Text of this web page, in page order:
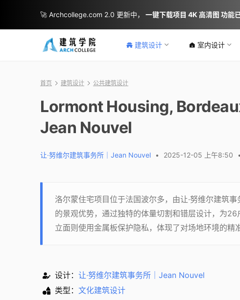
建筑设计 室内设计
首页 建筑设计 公共建筑设计
Lormont Housing,
Jean Nouvel
让·努维尔建筑事务所｜Jean Nouvel • 2025-12-05 上午8:50 •
洛尔蒙住宅项目位于法国波尔多，由让·努维尔建筑
的景观优势，通过独特的体量切割和错层设计，为
立面则使用金属板保护隐私，体现了对场地环境的精
设计： 让·努维尔建筑事务所｜Jean Nouvel
类型： 文化建筑设计
🚀 Archcollege.com 2.0 更新中， 一键下载项目 4K 高清图 功能已